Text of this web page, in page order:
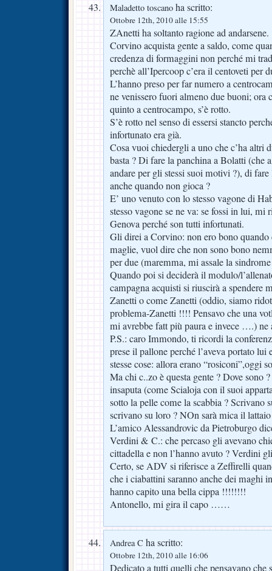
Maladetto toscano ha scritto:
Ottobre 12th, 2010 alle 15:55
ZAnetti ha soltanto ragione ad andarsene.
Corvino acquista gente a saldo, come
credenza di formaggini non perché mi
perchè all’Ipercoop c’era il centoveti per
L’hanno preso per far numero a
ne venissero fuori almeno due buoni; ora
quinto a centrocampo, s’è rotto.
S’è rotto nel senso di essersi stancto
infortunato era già.
Cosa vuoi chiedergli a uno che c’ha altri
basta ? Di fare la panchina a Bolatti (che
andare per gli stessi suoi motivi ?), di
anche quando non gioca ?
E’ uno venuto con lo stesso vagone di
stesso vagone se ne va: se fossi in lui, mi
Genova perché son tutti infortunati.
Gli direi a Corvino: non ero bono
maglie, vuol dire che non sono bono
per due (maremma, mi assale la
Quando poi si deciderà il modulo/
campagna acquisti si riuscirà a spendere
Zanetti o come Zanetti (oddio, siamo
problema-Zanetti !!!! Pensavo che una
mi avrebbe fatt più paura e invece ….) ne
P.S.: caro Immondo, ti ricordi la
prese il pallone perché l’aveva portato lui
stesse cose: allora erano “rosiconi”,oggi
Ma chi c..zo è questa gente ? Dove sono
insaputa (come Scialoja con il suoi
sotto la pelle come la scabbia ? Scrivano
scrivano su loro ? NOn sarà mica il
L’amico Alessandrovic da Pietroburgo
Verdini & C.: che percaso gli avevano
cittadella e non l’hanno avuto ? Verdini
Certo, se ADV si riferisce a Zeffirelli
che i ciabattini saranno anche dei maghi
hanno capito una bella cippa !!!!!!!!
Antonello, mi gira il capo ……
Andrea C ha scritto:
Ottobre 12th, 2010 alle 16:06
Dedicato a tutti quelli che pensavano che